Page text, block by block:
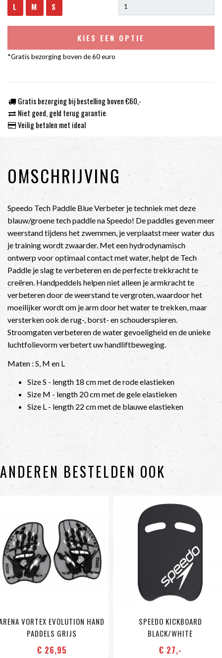
L M S
KIES EEN OPTIE
*Gratis bezorging boven de 60 euro
Gratis bezorging bij bestelling boven €60,-
Niet goed, geld terug garantie
Veilig betalen met ideal
OMSCHRIJVING
Speedo Tech Paddle Blue Verbeter je techniek met deze
blauw/groene tech paddle na Speedo! De paddles geven meer
weerstand tijdens het zwemmen, je verplaatst meer water dus
je training wordt zwaarder. Met een hydrodynamisch
ontwerp voor optimaal contact met water, helpt de Tech
Paddle je slag te verbeteren en de perfecte trekkracht te
creëren. Handpeddels helpen niet alleen je armkracht te
verbeteren door de weerstand te vergroten, waardoor het
moeilijker wordt om je arm door het water te trekken, maar
versterken ook de rug-, borst- en schouderspieren.
Stroomgaten verbeteren de water gevoeligheid en de unieke
luchtfolievorm verbetert uw handliftbeweging.
Maten : S, M en L
Size S - length 18 cm met de rode elastieken
Size M - length 20 cm met de gele elastieken
Size L - length 22 cm met de blauwe elastieken
ANDEREN BESTELDEN OOK
VORTEX EVOLUTION HAND
PADDELS GRIJS
€ 26,95
SPEEDO KICKBOARD
BLACK/WHITE
€ 27,-